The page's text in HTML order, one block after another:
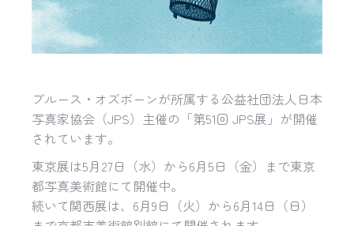
ブルース・オズボーンが所属する公益社団法人日本
写真家協会（JPS）主催の「第51回 JPS展」が開催
されています。
東京展は5月27日（水）から6月5日（金）まで東京
都写真美術館にて開催中。
続いて関西展は、6月9日（火）から6月14日（日）